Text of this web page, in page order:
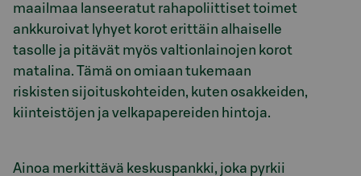
maailmaa lanseeratut rahapoliittiset toimet
ankkuroivat lyhyet korot erittäin alhaiselle
tasolle ja pitävät myös valtionlainojen korot
matalina. Tämä on omiaan tukemaan
riskisten sijoituskohteiden, kuten osakkeiden,
kiinteistöjen ja velkapapereiden hintoja.
Ainoa merkittävä keskuspankki, joka pyrkii